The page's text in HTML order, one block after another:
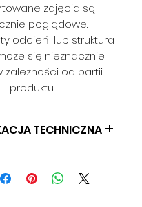
zdjęcia są
poglądowe.
odcień lub struktura
się nieznacznie
zależności od partii
produktu.
TECHNICZNA
300 G/M2
140 CM